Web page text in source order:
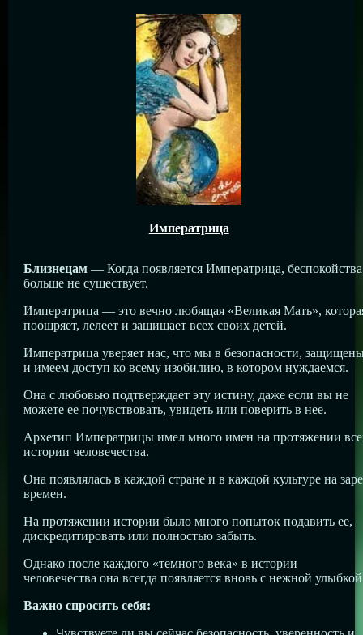
Императрица
Близнецам— Когда появляется Императрица, беспокойства
больше не существует.
Императрица — это вечно любящая «Великая Мать»,
поощряет, лелеет и защищает всех своих детей.
Императрица уверяет нас, что мы в безопасности,
и имеем доступ ко всему изобилию, в котором нуждаемся.
Она с любовью подтверждает эту истину, даже если вы не
можете ее почувствовать, увидеть или поверить в нее.
Архетип Императрицы имел много имен на протяжении
истории человечества.
Она появлялась в каждой стране и в каждой культуре на заре
времен.
На протяжении истории было много попыток подавить ее,
дискредитировать или полностью забыть.
Однако после каждого «темного века» в истории
человечества она всегда появляется вновь с нежной
Важно спросить себя: